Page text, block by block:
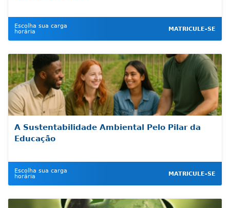
Escolha sua carga
horária
MATRICULE-SE
A Sustentabilidade Ambiental Pelo Pilar da
Educação
Escolha sua carga
horária
MATRICULE-SE